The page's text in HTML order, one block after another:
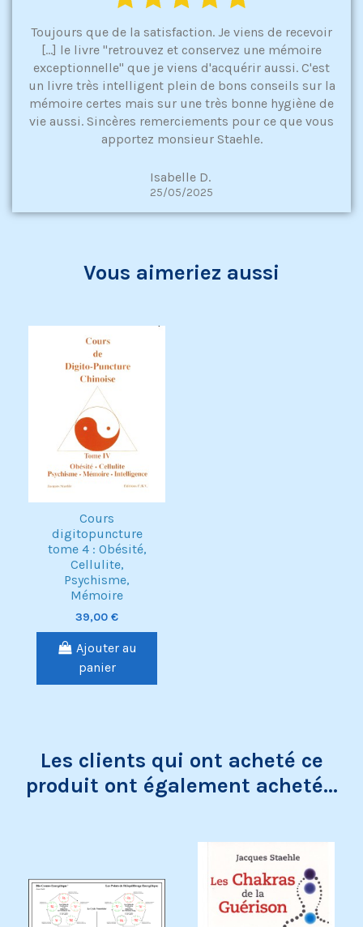
Toujours que de la satisfaction. Je viens de recevoir
[...] le livre "retrouvez et conservez une mémoire
exceptionnelle" que je viens d'acquérir aussi. C'est
un livre très intelligent plein de bons conseils sur la
mémoire certes mais sur une très bonne hygiène de
vie aussi. Sincères remerciements pour ce que vous
apportez monsieur Staehle.
Isabelle D.
25/05/2025
Vous aimeriez aussi
Cours
digitopuncture
tome 4 : Obésité,
Cellulite,
Psychisme,
Mémoire
39,00 €
Ajouter au
panier
Les clients qui ont acheté ce
produit ont également acheté...